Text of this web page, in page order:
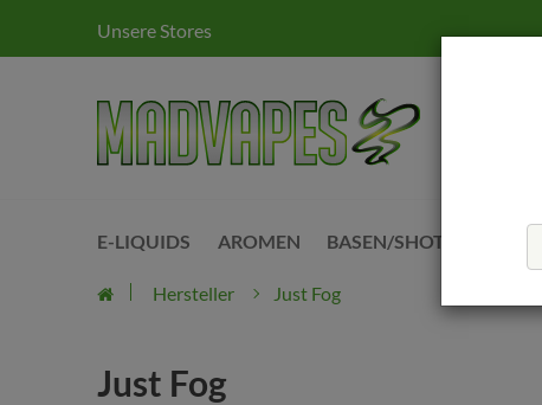
Unsere Stores
E-LIQUIDS AROMEN BASEN/SHOTS
Hersteller Just Fog
Just Fog